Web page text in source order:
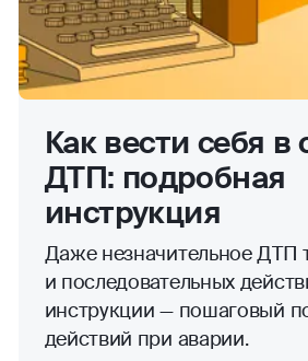
Как вести себя в
ДТП: подробная
инструкция
Даже незначительное ДТП
и последовательных
инструкции — пошаговый
действий при аварии.